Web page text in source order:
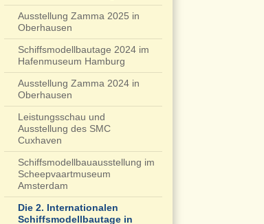
Ausstellung Zamma 2025 in
Oberhausen
Schiffsmodellbautage 2024 im
Hafenmuseum Hamburg
Ausstellung Zamma 2024 in
Oberhausen
Leistungsschau und
Ausstellung des SMC
Cuxhaven
Schiffsmodellbauausstellung im
Scheepvaartmuseum
Amsterdam
Die 2. Internationalen
Schiffsmodellbautage in